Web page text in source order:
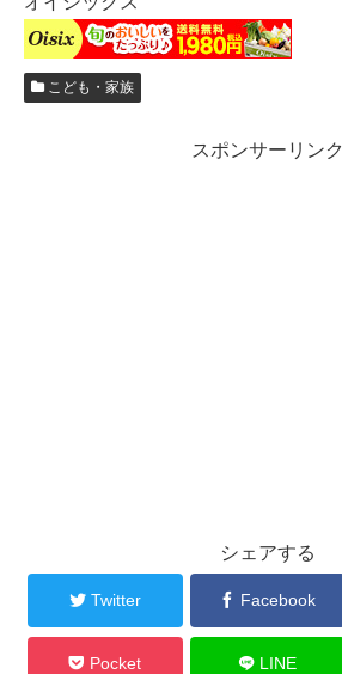
こども・家族
スポンサーリンク
シェアする
Twitter Facebook
Pocket LINE